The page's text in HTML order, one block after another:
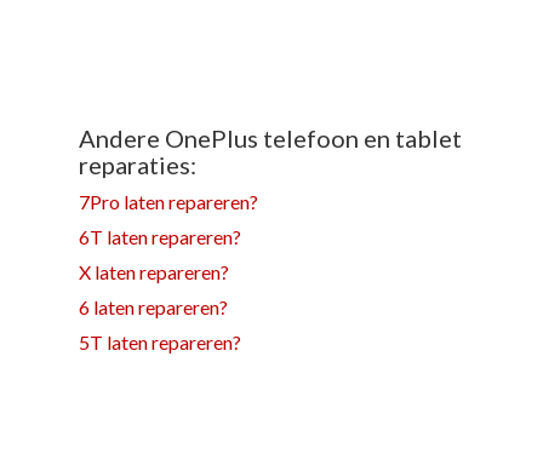
Andere OnePlus telefoon en tablet
reparaties:
7Pro laten repareren?
6T laten repareren?
X laten repareren?
6 laten repareren?
5T laten repareren?